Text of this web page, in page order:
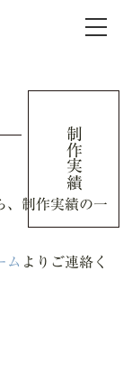
制作実績
、制作実績の一
ム よりご連絡く